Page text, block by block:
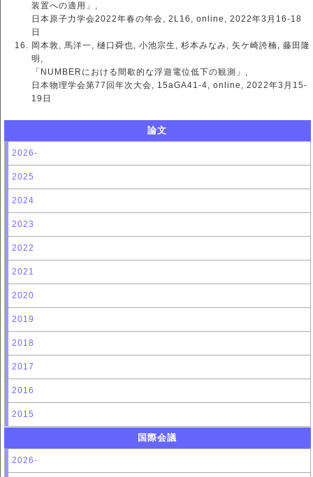
装置への適用」,
日本原子力学会2022年春の年会, 2L16, online, 2022年3月16-18
日
岡本敦, 馬洋一, 樋口舜也, 小池宗生, 杉本みなみ, 矢ケ崎誇楠, 藤田隆
明,
「NUMBERにおける間歇的な浮遊電位低下の観測」,
日本物理学会第77回年次大会, 15aGA41-4, online, 2022年3月15-
19日
論文
2026-
2025
2024
2023
2022
2021
2020
2019
2018
2017
2016
2015
国際会議
2026-